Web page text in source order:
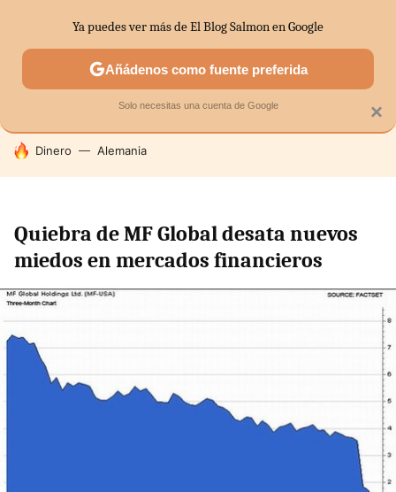
SECTORES ECONOMÍA DOMÉSTICA MERCADOS
HOY SE HABLA DE
Dinero Alemania
Quiebra de MF Global desata nuevos
miedos en mercados financieros
×
Ya puedes ver más de El Blog Salmon en Google
Añádenos como fuente preferida
Solo necesitas una cuenta de Google